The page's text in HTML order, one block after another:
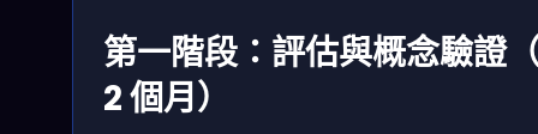
第一階段：評估與概念驗證
2 個月）